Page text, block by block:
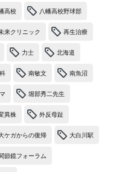
高校 八幡高校野球部
来クリニック 再生治療
力士 北海道
南敏文 南魚沼
堀部秀二先生
異株 外反母趾
ケガからの復帰 大白川駅
節鏡フォーラム